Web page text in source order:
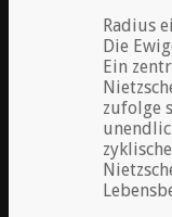
Radius
Die
Ein
zufolge